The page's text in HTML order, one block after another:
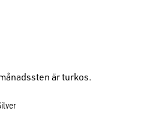
är turkos.